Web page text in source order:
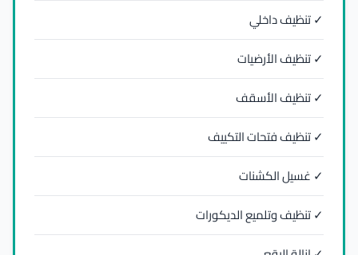
✓ تنظيف داخلي
✓ تنظيف الأرضيات
✓ تنظيف الأسقف
✓ تنظيف فتحات التكييف
✓ غسيل الكشنات
✓ تنظيف وتلميع الديكورات